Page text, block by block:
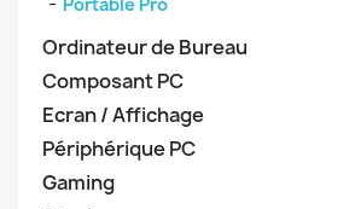
Ordinateur de Bureau
Composant PC
Ecran / Affichage
Périphérique PC
Gaming